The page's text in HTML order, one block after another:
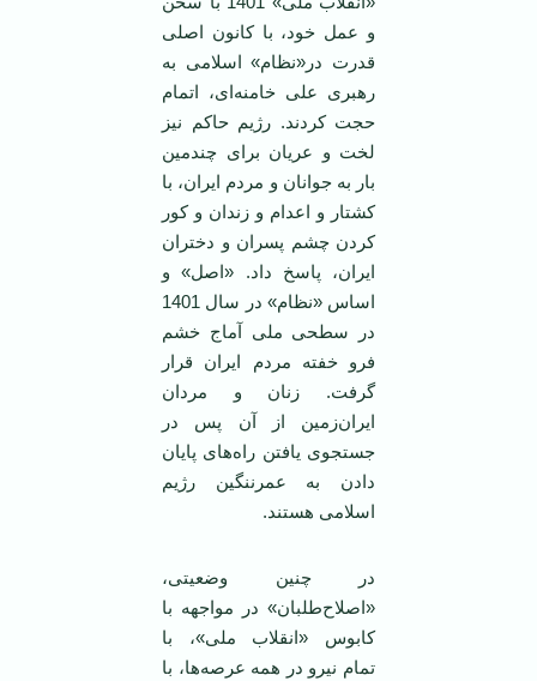
و عمل خود، با کانون اصلی
قدرت در«نظام» اسلامی به
رهبری علی خامنه‌ای، اتمام
حجت کردند. رژیم حاکم نیز
لخت و عریان برای چندمین
بار به جوانان و مردم ایران، با
کشتار و اعدام و زندان و کور
کردن چشم پسران و دختران
ایران، پاسخ داد. «اصل» و
اساس «نظام» در سال 1401
در سطحی ملی آماج خشم
فرو خفته مردم ایران قرار
گرفت. زنان و مردان
ایران‌زمین از آن پس در
جستجوی یافتن راه‌های پایان
دادن به عمرننگین رژیم
اسلامی هستند.
در چنین وضعیتی،
«اصلاح‌طلبان» در مواجهه با
کابوس «انقلاب ملی»، با
تمام نیرو در همه عرصه‌ها، با